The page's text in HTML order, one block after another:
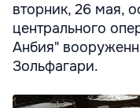
вторник, 26 мая,
центрального
Анбия"
Зольфагари.